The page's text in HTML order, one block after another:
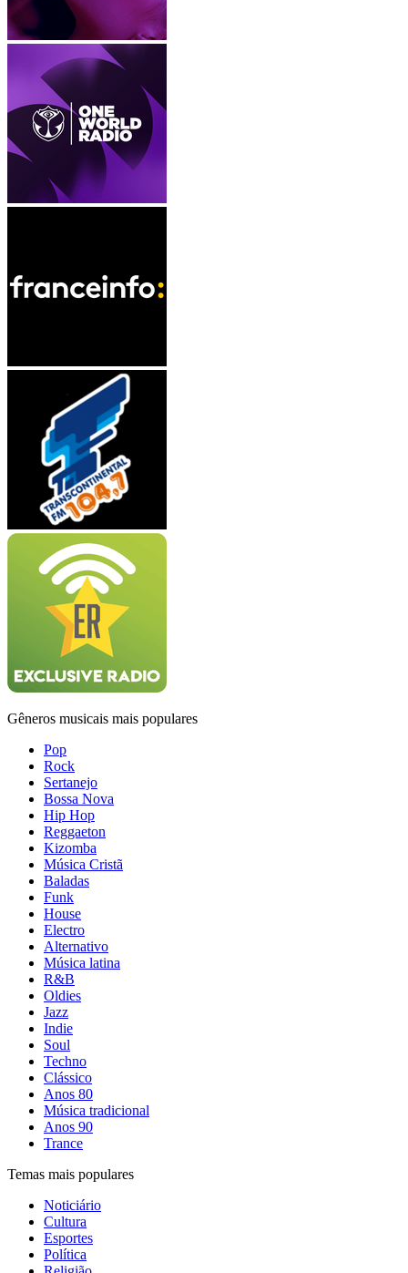
Gêneros musicais mais populares
Pop
Rock
Sertanejo
Bossa Nova
Hip Hop
Reggaeton
Kizomba
Música Cristã
Baladas
Funk
House
Electro
Alternativo
Música latina
R&B
Oldies
Jazz
Indie
Soul
Techno
Clássico
Anos 80
Música tradicional
Anos 90
Trance
Temas mais populares
Noticiário
Cultura
Esportes
Política